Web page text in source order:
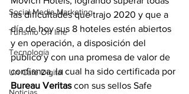
Social Media Marketing
Turismo On line
Tecnología
Un Café Digital
las dificultades que trajo 2020 y que a
día de hoy sus 8 hoteles estén abiertos
y en operación, a disposición del
público y con una promesa de valor de
confianza, la cual ha sido certificada por
Bureau Veritas con sus sellos Safe